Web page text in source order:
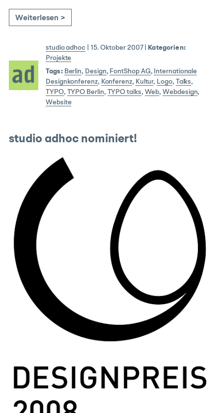
Weiterlesen >
studio adhoc 15. Oktober 2007|
Kategorien:
Projekte
Tags: Berlin, Design, FontShop AG, Internationale
Designkonferenz, Konferenz, Kultur, Logo, Talks,
TYPO, TYPO Berlin, TYPO talks, Web,Webdesign,
Website
studio adhoc nominiert!